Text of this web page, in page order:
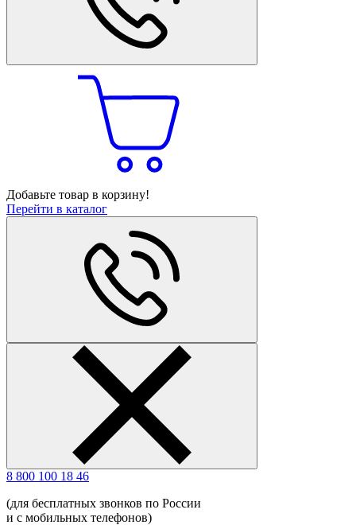
Добавьте товар в корзину!
Перейти в каталог
8 800 100 18 46
(для бесплатных звонков по России
и с мобильных телефонов)